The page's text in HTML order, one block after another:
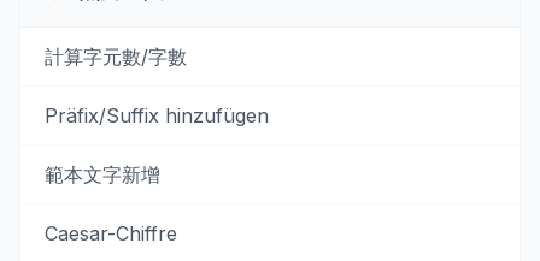
計算字元數/字數
Präfix/Suffix hinzufügen
範本文字新增
Caesar-Chiffre